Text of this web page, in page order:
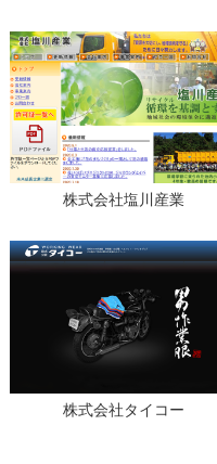
株式会社塩川産業
株式会社タイコー